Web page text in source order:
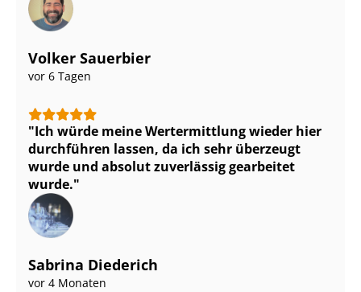
Volker Sauerbier
vor 6 Tagen
Ich würde meine Wertermittlung wieder hier
durchführen lassen, da ich sehr überzeugt
wurde und absolut zuverlässig gearbeitet
wurde.
Sabrina Diederich
vor 4 Monaten